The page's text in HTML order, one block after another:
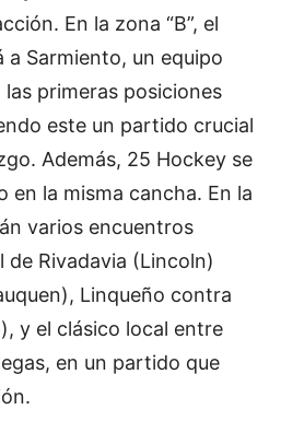
En la zona “B”, el
a Sarmiento, un equipo
primeras posiciones
este un partido crucial
Además, 25 Hockey se
en la misma cancha. En la
varios encuentros
de Rivadavia (Lincoln)
Linqueño contra
y el clásico local entre
en un partido que